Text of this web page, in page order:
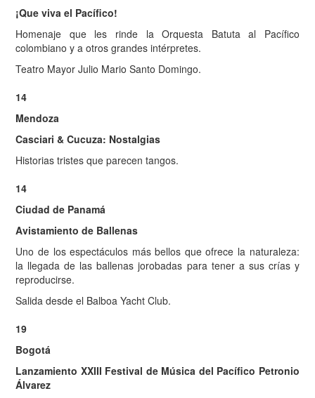
¡Que viva el Pacífico!
Homenaje que les rinde la Orquesta Batuta al Pacífico
colombiano y a otros grandes intérpretes.
Teatro Mayor Julio Mario Santo Domingo.
14
Mendoza
Casciari & Cucuza: Nostalgias
Historias tristes que parecen tangos.
14
Ciudad de Panamá
Avistamiento de Ballenas
Uno de los espectáculos más bellos que ofrece la naturaleza:
la llegada de las ballenas jorobadas para tener a sus crías y
reproducirse.
Salida desde el Balboa Yacht Club.
19
Bogotá
Lanzamiento XXIII Festival de Música del Pacífico Petronio
Álvarez